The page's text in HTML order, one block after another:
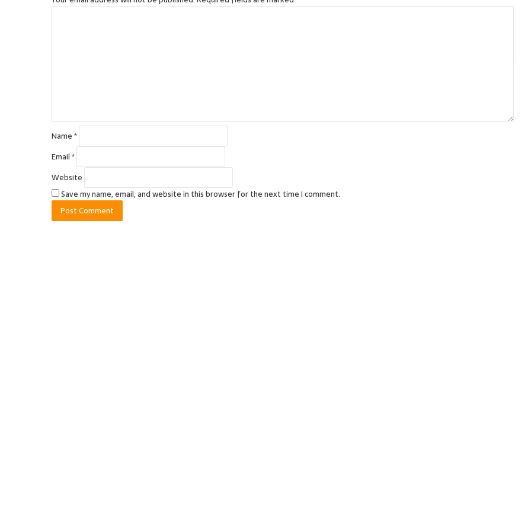
Name*
Email*
Website
Save my name, email, and website in this browser for the next time I comment.